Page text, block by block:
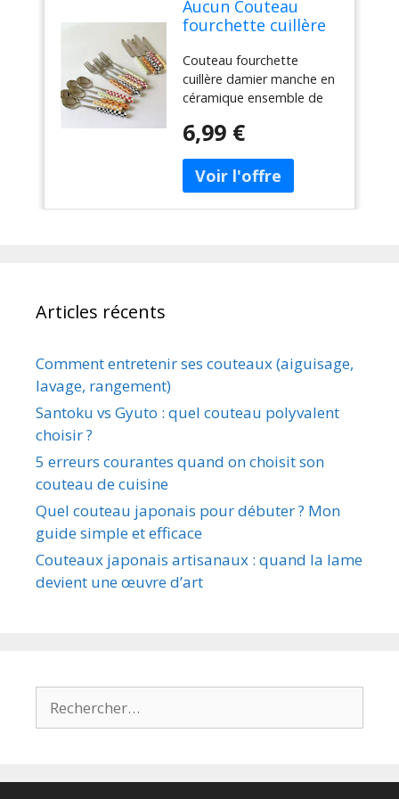
Aucun Couteau
fourchette cuillère
céramique
ensemble de
couverts vaisselle
fourchette à
Dessert couteau
cuillère 3
pièces/ensemble
Couteau fourchette
cuillère damier manche en
céramique ensemble de
occidentale fourchette à
pièces/ensemble
6,99 €
Articles récents
Comment entretenir ses couteaux (aiguisage,
lavage, rangement)
Santoku vs Gyuto : quel couteau polyvalent
choisir ?
5 erreurs courantes quand on choisit son
couteau de cuisine
Quel couteau japonais pour débuter ? Mon
guide simple et efficace
Couteaux japonais artisanaux : quand la lame
devient une œuvre d’art